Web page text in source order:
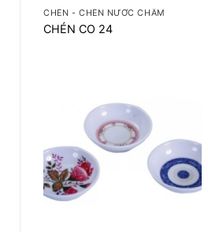
CHÉN - CHÉN NƯỚC CHẤM
CHÉN CO 24